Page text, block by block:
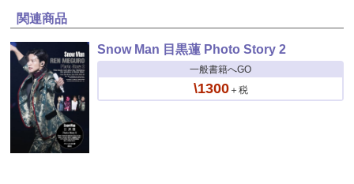
関連商品
Snow Man 目黒蓮 Photo Story 2
一般書籍へGO
\1300＋税